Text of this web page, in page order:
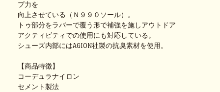
プ力を
向上させている（Ｎ９９０ソール）。
トゥ部分をラバーで覆う形で補強を施しアウトドア
アクティビティでの使用にも対応している。
シューズ内部にはAGION社製の抗臭素材を使用。
【商品特徴】
コーデュラナイロン
セメント製法